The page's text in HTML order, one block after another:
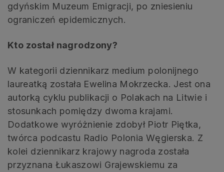
gdyńskim Muzeum Emigracji, po zniesieniu
ograniczeń epidemicznych.
Kto został nagrodzony?
W kategorii dziennikarz medium polonijnego
laureatką została Ewelina Mokrzecka. Jest ona
autorką cyklu publikacji o Polakach na Litwie i
stosunkach pomiędzy dwoma krajami.
Dodatkowe wyróżnienie zdobył Piotr Piętka,
twórca podcastu Radio Polonia Węgierska. Z
kolei dziennikarz krajowy nagroda została
przyznana Łukaszowi Grajewskiemu za